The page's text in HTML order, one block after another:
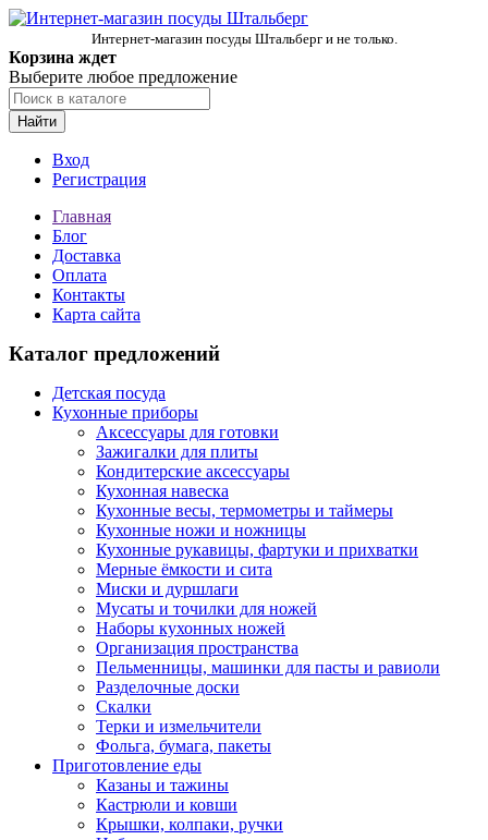
Интернет-магазин посуды Штальберг и не только.
Корзина ждет
Выберите любое предложение
Найти
Вход
Регистрация
Главная
Блог
Доставка
Оплата
Контакты
Карта сайта
Каталог предложений
Детская посуда
Кухонные приборы
Аксессуары для готовки
Зажигалки для плиты
Кондитерские аксессуары
Кухонная навеска
Кухонные весы, термометры и таймеры
Кухонные ножи и ножницы
Кухонные рукавицы, фартуки и прихватки
Мерные ёмкости и сита
Миски и дуршлаги
Мусаты и точилки для ножей
Наборы кухонных ножей
Организация пространства
Пельменницы, машинки для пасты и равиоли
Разделочные доски
Скалки
Терки и измельчители
Фольга, бумага, пакеты
Приготовление еды
Казаны и тажины
Кастрюли и ковши
Крышки, колпаки, ручки